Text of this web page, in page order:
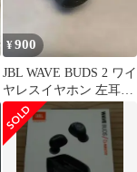
¥900
JBL WAVE BUDS 2 ワイ
ヤレスイヤホン 左耳の
み 本体